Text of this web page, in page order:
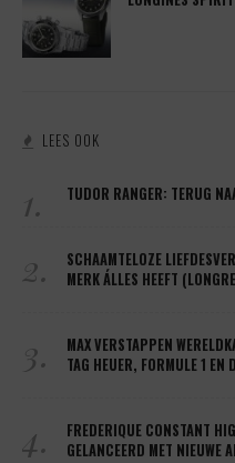
LEES OOK
1. TUDOR RANGER: TERUG
2.
SCHAAMTELOZE
MERK ÁLLES HEEFT
3.
MAX VERSTAPPEN
TAG HEUER, FORMULE 1
4.
FREDERIQUE CONSTANT
GELANCEERD MET NIEUWE